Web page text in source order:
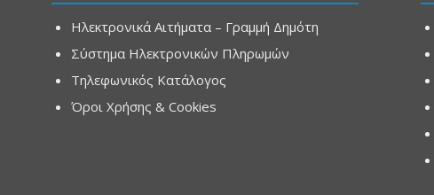
Ηλεκτρονικά Αιτήματα – Γραμμή Δημότη
Σύστημα Ηλεκτρονικών Πληρωμών
Τηλεφωνικός Κατάλογος
Όροι Χρήσης & Cookies